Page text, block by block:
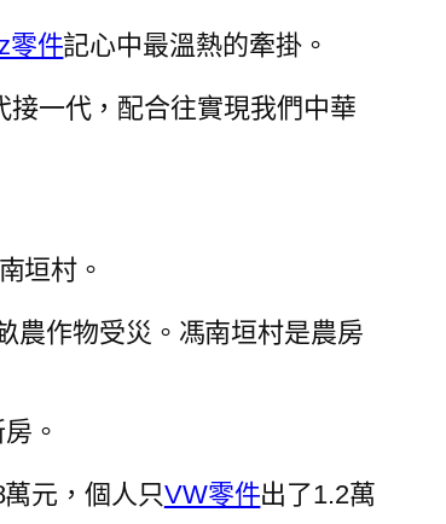
零件記心中最溫熱的牽掛。
一代，配合往實現我們中華
垣村。
農作物受災。馮南垣村是農房
。
元，個人只VW零件出了1.2萬